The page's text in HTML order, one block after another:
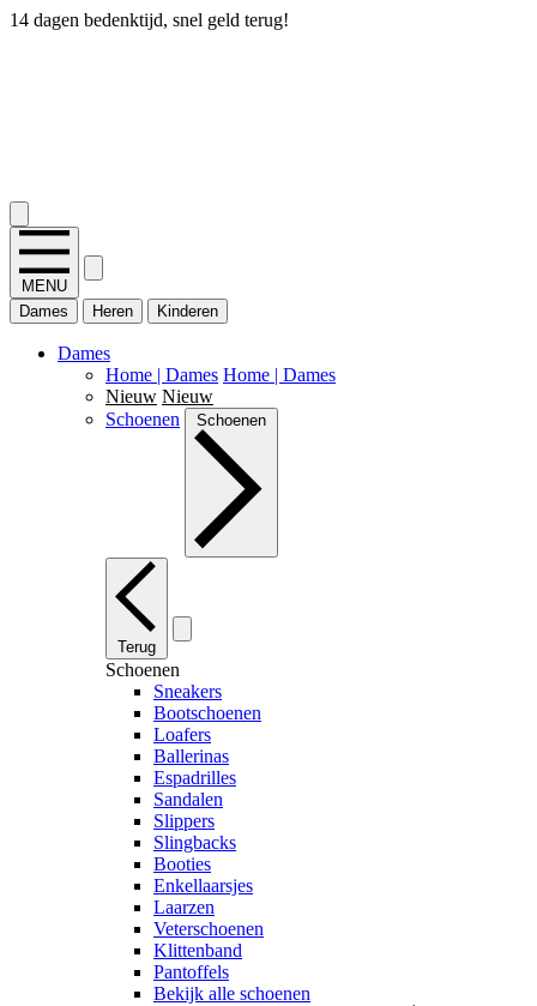
14 dagen bedenktijd, snel geld terug!
MENU
Dames
Heren Kinderen
Dames
Home | Dames Home | Dames
Nieuw Nieuw
Schoenen
Schoenen
Terug
Schoenen
Sneakers
Bootschoenen
Loafers
Ballerinas
Espadrilles
Sandalen
Slippers
Slingbacks
Booties
Enkellaarsjes
Laarzen
Veterschoenen
Klittenband
Pantoffels
Bekijk alle schoenen